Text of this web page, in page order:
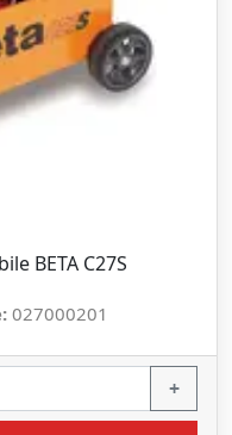
BETA C27S
027000201
+